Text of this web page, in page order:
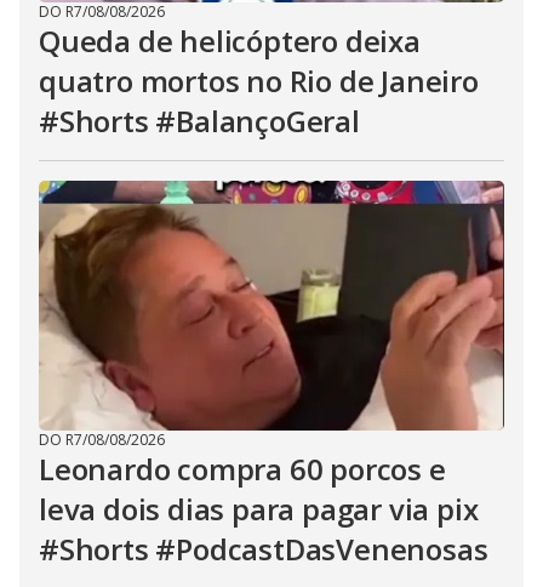
DO R7/08/08/2026
Queda de helicóptero deixa
quatro mortos no Rio de Janeiro
#Shorts #BalançoGeral
DO R7/08/08/2026
Leonardo compra 60 porcos e
leva dois dias para pagar via pix
#Shorts #PodcastDasVenenosas